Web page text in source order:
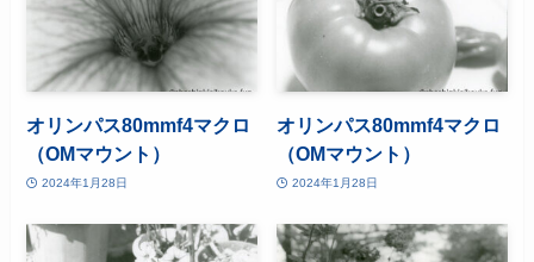
オリンパス80mmf4マクロ
（OMマウント）
2024年1月28日
オリンパス80mmf4マクロ
（OMマウント）
2024年1月28日